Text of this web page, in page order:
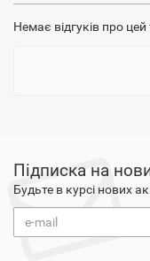
Немає відгуків про
Підписка на
Будьте в курсі нових